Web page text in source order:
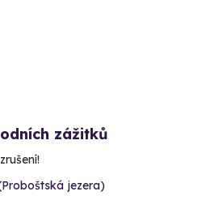
zážitků
jezera)